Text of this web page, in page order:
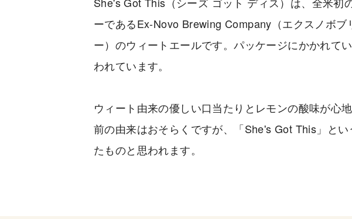
ーであるEx-Novo Brewing Company（エクスノボブ
ー）のウィートエールです。パッケージにかかれて
われています。
ウィート由来の優しい口当たりとレモンの酸味が心
前の由来はおそらくですが、「She's Got This」と
たものと思われます。